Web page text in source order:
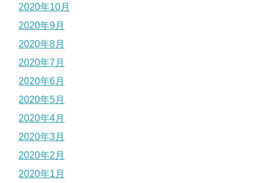
2020年10月
2020年9月
2020年8月
2020年7月
2020年6月
2020年5月
2020年4月
2020年3月
2020年2月
2020年1月